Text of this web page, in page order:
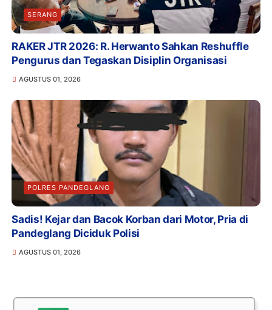
SERANG
RAKER JTR 2026: R. Herwanto Sahkan Reshuffle
Pengurus dan Tegaskan Disiplin Organisasi
AGUSTUS 01, 2026
POLRES PANDEGLANG
Sadis! Kejar dan Bacok Korban dari Motor, Pria di
Pandeglang Diciduk Polisi
AGUSTUS 01, 2026